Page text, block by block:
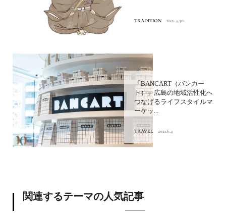
TRADITION 2021.4.30
「BANCART（バンカー
ト）」広島の地域活性化へ
つなげるライフスタイルマ
ーケッ...
TRAVEL 2021.6.4
関連するテーマの人気記事